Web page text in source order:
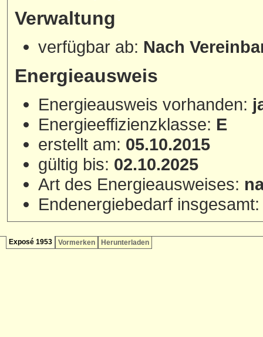
Verwaltung
verfügbar ab: Nach
Energieausweis
Energieausweis vorhanden:
Energieeffizienzklasse: E
erstellt am: 05.10.2015
gültig bis: 02.10.2025
Art des Energieausweises:
Endenergiebedarf
Exposé 1953 Vormerken Herunterladen